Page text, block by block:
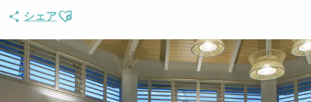
シェアAjouter aux favoris